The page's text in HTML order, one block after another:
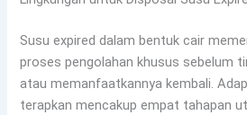
Susu expired dalam bentuk cair
proses pengolahan khusus sebelum
atau memanfaatkannya kembali.
terapkan mencakup empat tahapan